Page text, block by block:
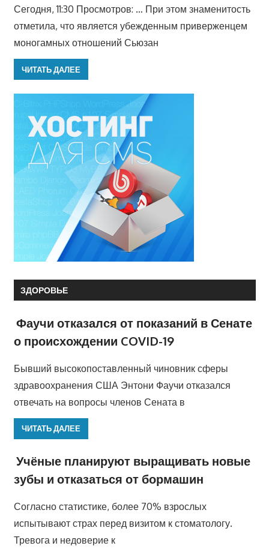
Сегодня, 11:30 Просмотров: … При этом знаменитость
отметила, что является убежденным приверженцем
моногамных отношений Сьюзан
ЧИТАТЬ ДАЛЕЕ
ЗДОРОВЬЕ
Фаучи отказался от показаний в Сенате
о происхождении COVID-19
Бывший высокопоставленный чиновник сферы
здравоохранения США Энтони Фаучи отказался
отвечать на вопросы членов Сената в
ЧИТАТЬ ДАЛЕЕ
Учёные планируют выращивать новые
зубы и отказаться от бормашин
Согласно статистике, более 70% взрослых
испытывают страх перед визитом к стоматологу.
Тревога и недоверие к